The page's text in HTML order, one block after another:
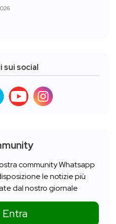
sui social
community Whatsapp
le notizie più
dal nostro giornale